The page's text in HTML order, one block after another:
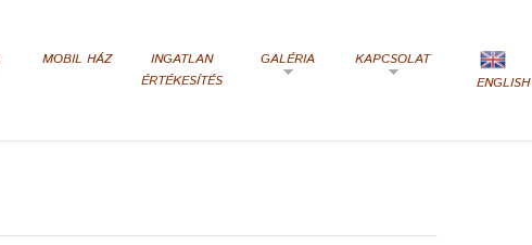
MOBIL HÁZ
INGATLAN
ÉRTÉKESÍTÉS
GALÉRIA
KAPCSOLAT
ENGLISH